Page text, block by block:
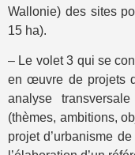
Wallonie) des sites
15 ha).
– Le volet 3 qui se
en œuvre de projets
analyse
(thèmes, ambitions,
projet d’urbanisme